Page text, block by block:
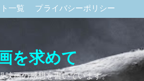
一覧 プライバシーポリシー
を求めて
映画の感想を書いています。